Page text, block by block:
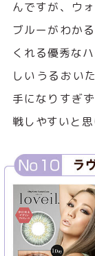
んですが、ウ
ブルーがわか
くれる優秀な
しいうるおい
手になりすぎ
戦しやすいと思